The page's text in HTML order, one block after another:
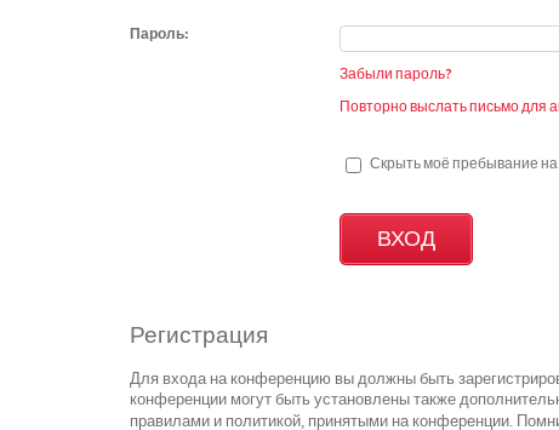
Пароль:
Забыли пароль?
Повторно выслать письмо для
Скрыть моё пребывание на
Регистрация
Для входа на конференцию вы должны быть
конференции могут быть установлены также
правилами и политикой, принятыми на конференции.